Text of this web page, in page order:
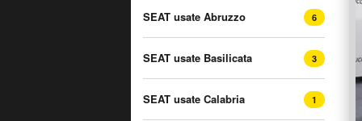
SEAT usate Abruzzo 6
SEAT usate Basilicata 3
SEAT usate Calabria 1